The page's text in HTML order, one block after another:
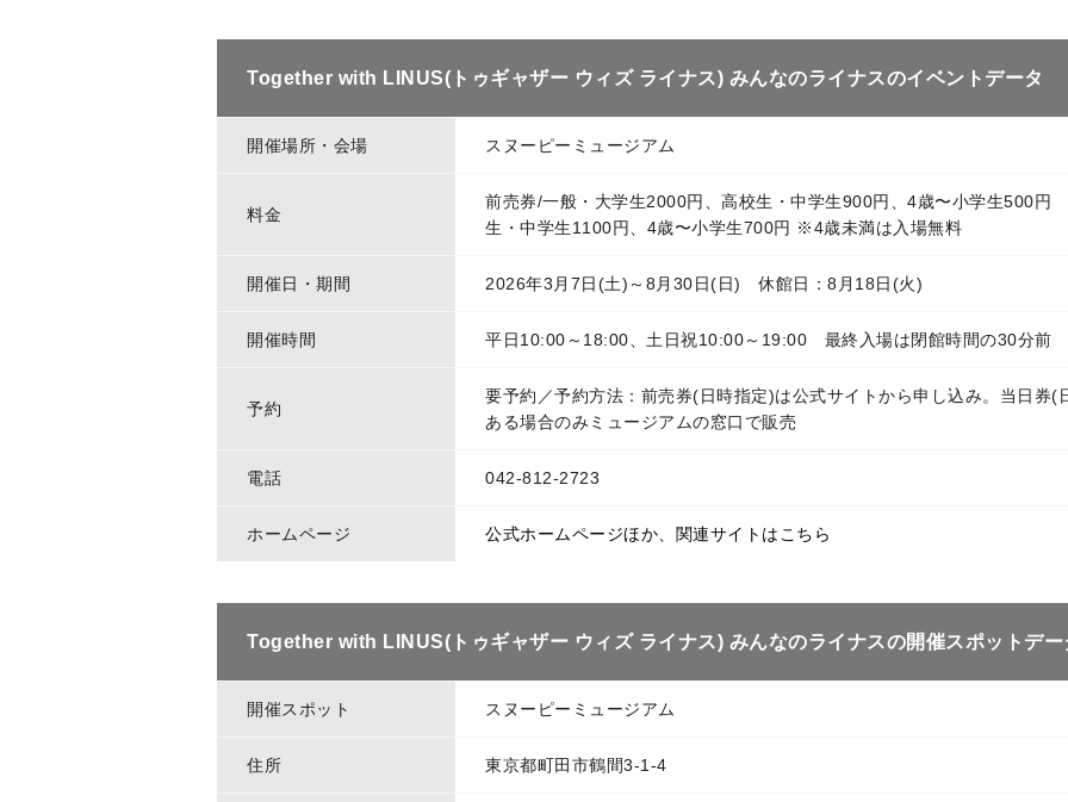
Together with LINUS(トゥギャザー ウィズ ライナス) みんなのライナスのイベントデータ
開催場所・会場 スヌーピーミュージアム
料金
前売券/一般・大学生2000円、高校生・中学生900円、4歳〜小学生500
生・中学生1100円、4歳〜小学生700円 ※4歳未満は入場無料
開催日・期間 2026年3月7日(土)～8月30日(日) 休館日：8月18日(火)
開催時間 平日10:00～18:00、土日祝10:00～19:00 最終入場は閉館時間の30分前
予約
要予約／予約方法：前売券(日時指定)は公式サイトから申し込み。当日券(
ある場合のみミュージアムの窓口で販売
電話 042-812-2723
ホームページ 公式ホームページほか、関連サイトはこちら
Together with LINUS(トゥギャザー ウィズ ライナス) みんなのライナスの開催スポットデー
開催スポット スヌーピーミュージアム
住所 東京都町田市鶴間3-1-4